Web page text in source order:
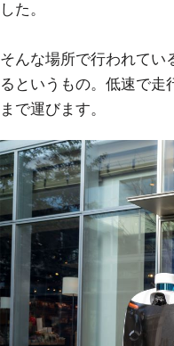
した。
そんな場所で行われてい
るというもの。低速で走
まで運びます。